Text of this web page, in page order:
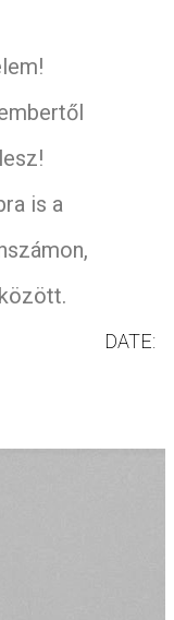
is a
DATE: